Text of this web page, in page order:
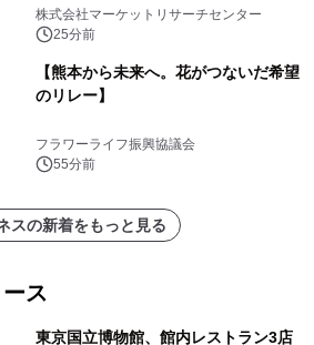
ー）・分析レポートを発表
株式会社マーケットリサーチセンター
25分前
【熊本から未来へ。花がつないだ希望
のリレー】
フラワーライフ振興協議会
55分前
スの新着をもっと見る
ス
東京国立博物館、館内レストラン3店